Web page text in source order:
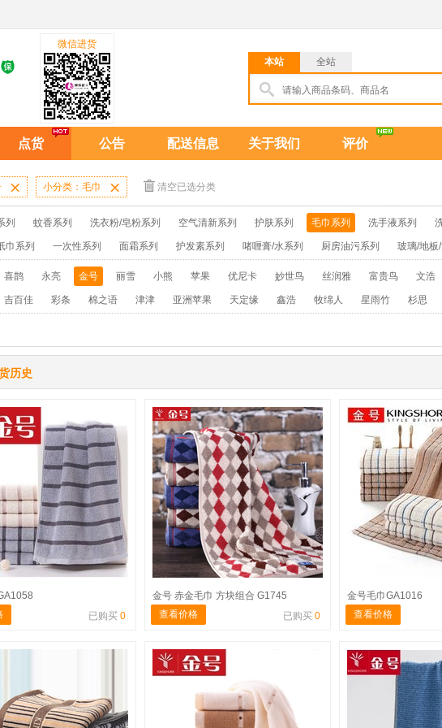

微信进货
本站
全站
点货 公告 配送信息 关于我们 评价
 小分类：毛巾  清空已选分类
列 蚊香系列 洗衣粉/皂粉系列 空气清新系列 护肤系列 毛巾系列 洗手液系列
巾系列 一次性系列 面霜系列 护发素系列 啫喱膏/水系列 厨房油污系列 玻璃/地板
面膜系列 牙膏系列 牙刷系列 固发定型系列 染发系列 卫生巾系列 扑克/电池/打
洁精系列 保健品系列 雨伞系列家用帆布洗洁巾 吉列剃须刀 拖鞋
喜鹊 永亮 金号 丽雪 小熊 苹果 优尼卡 妙世鸟 丝润雅 富贵鸟 文浩
吉百佳 彩条 棉之语 津津 亚洲苹果 天定缘 鑫浩 牧绵人 星雨竹 杉思
历史
已购买 0
金号 赤金毛巾 方块组合 G1745
查看价格
已购买 0
金号毛巾GA1016
查看价格